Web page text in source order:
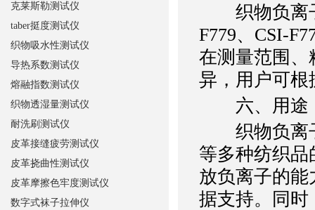
织物负离子
F779、CSI-
在测量范围、
异，用户可根
六、用途
织物负离子
等多种纺织
放负离子的
据支持。同时
克莱斯勒测试仪
taber挺度测试仪
织物吸水性测试仪
导热系数测试仪
熔融指数测试仪
织物透湿量测试仪
耐洗刷测试仪
皮革接缝疲劳测试仪
皮革挠曲性测试仪
皮革摩擦色牢度测试仪
数字式袜子拉伸仪